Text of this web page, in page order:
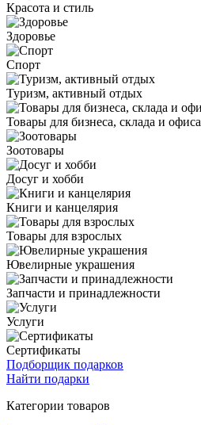
Красота и стиль
Здоровье
Спорт
Туризм, активный отдых
Товары для бизнеса, склада и офиса
Зоотовары
Досуг и хобби
Книги и канцелярия
Товары для взрослых
Ювелирные украшения
Запчасти и принадлежности
Услуги
Сертификаты
Подборщик подарков
Найти подарки
Категории товаров